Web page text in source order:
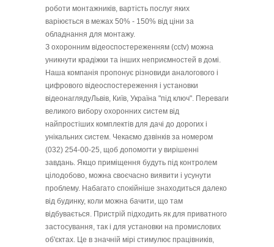
роботи монтажників, вартість послуг яких
варіюється в межах 50% - 150% від ціни за
обладнання для монтажу.
З охоронним відеоспостереженням (cctv) можна
уникнути крадіжки та інших неприємностей в домі.
Наша компанія пропонує різновиди аналогового і
цифрового відеоспостереження і установки
відеонаглядуЛьвів, Київ, Україна "під ключ". Переваги
великого вибору охоронних систем від
найпростіших комплектів для дачі до дорогих і
унікальних систем. Чекаємо дзвінків за номером
(032) 254-00-25, щоб допомогти у вирішенні
завдань. Якщо приміщення будуть під контролем
цілодобово, можна своєчасно виявити і усунути
проблему. Набагато спокійніше знаходиться далеко
від будинку, коли можна бачити, що там
відбувається. Пристрій підходить як для приватного
застосування, так і для установки на промислових
об'єктах. Це в значній мірі стимулює працівників,